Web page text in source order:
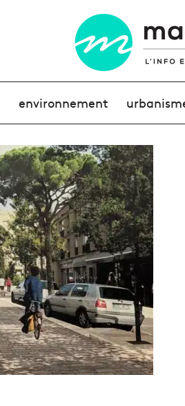
environnement